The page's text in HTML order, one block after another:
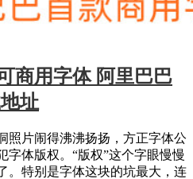
商用字体 阿里巴巴
址
照片闹得沸沸扬扬，方正字体公
字体版权。“版权”这个字眼慢慢
。特别是字体这块的坑最大，连